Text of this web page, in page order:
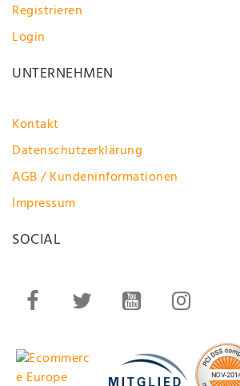
Registrieren
Login
UNTERNEHMEN
Kontakt
Datenschutzerklärung
AGB / Kundeninformationen
Impressum
SOCIAL